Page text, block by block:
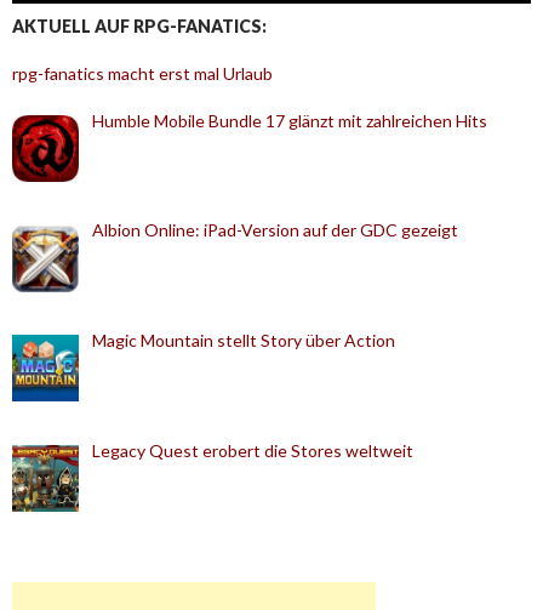
AKTUELL AUF RPG-FANATICS:
rpg-fanatics macht erst mal Urlaub
Humble Mobile Bundle 17 glänzt mit zahlreichen Hits
Albion Online: iPad-Version auf der GDC gezeigt
Magic Mountain stellt Story über Action
Legacy Quest erobert die Stores weltweit